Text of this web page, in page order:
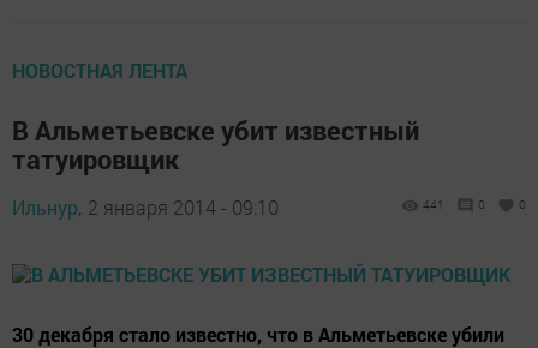
НОВОСТНАЯ ЛЕНТА
В Альметьевске убит известный
татуировщик
Ильнур, 2 января 2014 - 09:10 441 0 0
30 декабря стало известно, что в Альметьевске убили